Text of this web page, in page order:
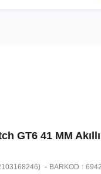
GT6 41 MM
BARKOD :